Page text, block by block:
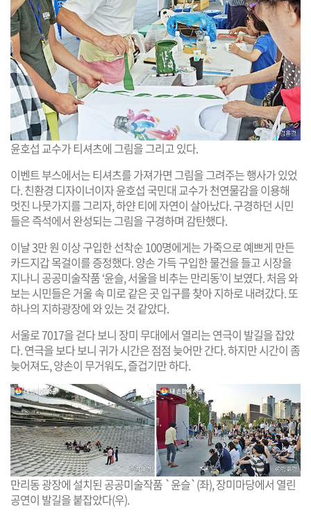
윤호섭 교수가 티셔츠에 그림을 그리고 있다.
이벤트 부스에서는 티셔츠를 가져가면 그림을 그려주는 행사가 있었
다. 친환경 디자이너이자 윤호섭 국민대 교수가 천연물감을 이용해
멋진 나뭇가지를 그리자, 하얀 티에 자연이 살아났다. 구경하던 시민
들은 즉석에서 완성되는 그림을 구경하며 감탄했다.
이날 3만 원 이상 구입한 선착순 100명에게는 가죽으로 예쁘게 만든
카드지갑 목걸이를 증정했다. 양손 가득 구입한 물건을 들고 시장을
지나니 공공미술작품 ‘윤슬, 서울을 비추는 만리동’이 보였다. 처음 와
보는 시민들은 거울 속 미로 같은 곳 입구를 찾아 지하로 내려갔다. 또
하나의 지하광장에 와 있는 것 같았다.
서울로 7017을 걷다 보니 장미 무대에서 열리는 연극이 발길을 잡았
다. 연극을 보다 보니 귀가 시간은 점점 늦어만 간다. 하지만 시간이 좀
늦어져도, 양손이 무거워도, 즐겁기만 하다.
만리동 광장에 설치된 공공미술작품 `윤슬`(좌), 장미마당에서 열린
공연이 발길을 붙잡았다(우).